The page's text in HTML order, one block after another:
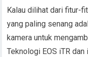
Kalau dilihat dari fitur-
yang paling senang
kamera untuk
Teknologi EOS iTR